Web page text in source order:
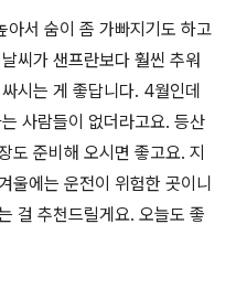
아서 숨이 좀 가빠지기도 하고
씨가 샌프란보다 훨씬 추워
시는 게 좋답니다. 4월인데
사람들이 없더라고요. 등산
도 준비해 오시면 좋고요. 지
울에는 운전이 위험한 곳이니
걸 추천드릴게요. 오늘도 좋